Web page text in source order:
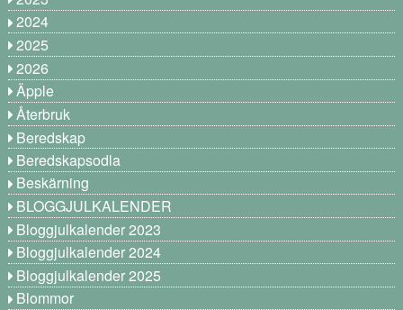
2024
2025
2026
Äpple
Återbruk
Beredskap
Beredskapsodla
Beskärning
BLOGGJULKALENDER
Bloggjulkalender 2023
Bloggjulkalender 2024
Bloggjulkalender 2025
Blommor